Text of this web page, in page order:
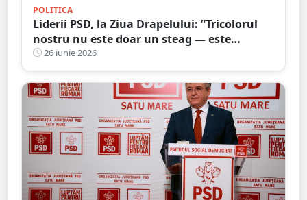
POLITICA
Liderii PSD, la Ziua Drapelului: ”Tricolorul
nostru nu este doar un steag — este
mărturia vie a istoriei, a luptei și a
sacrificiului înaintașilor”
26 iunie 2026